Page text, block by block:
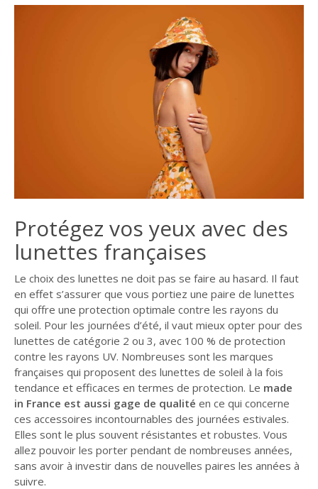
Protégez vos yeux avec des
lunettes françaises
Le choix des lunettes ne doit pas se faire au hasard. Il faut
en effet s’assurer que vous portiez une paire de lunettes
qui offre une protection optimale contre les rayons du
soleil. Pour les journées d’été, il vaut mieux opter pour des
lunettes de catégorie 2 ou 3, avec 100 % de protection
contre les rayons UV. Nombreuses sont les marques
françaises qui proposent des lunettes de soleil à la fois
tendance et efficaces en termes de protection. Le made
in France est aussi gage de qualité en ce qui concerne
ces accessoires incontournables des journées estivales.
Elles sont le plus souvent résistantes et robustes. Vous
allez pouvoir les porter pendant de nombreuses années,
sans avoir à investir dans de nouvelles paires les années à
suivre.